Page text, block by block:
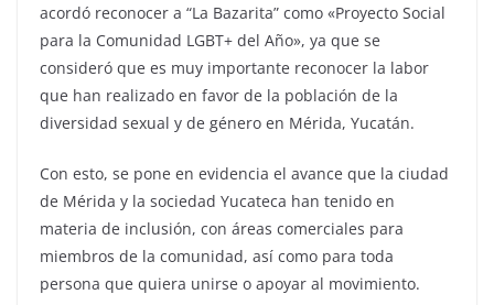
acordó reconocer a “La Bazarita” como «Proyecto Social
para la Comunidad LGBT+ del Año», ya que se
consideró que es muy importante reconocer la labor
que han realizado en favor de la población de la
diversidad sexual y de género en Mérida, Yucatán.
Con esto, se pone en evidencia el avance que la ciudad
de Mérida y la sociedad Yucateca han tenido en
materia de inclusión, con áreas comerciales para
miembros de la comunidad, así como para toda
persona que quiera unirse o apoyar al movimiento.